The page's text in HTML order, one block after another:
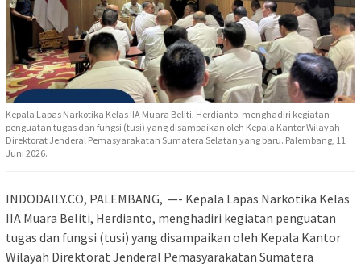
Kepala Lapas Narkotika Kelas IIA Muara Beliti, Herdianto, menghadiri kegiatan
penguatan tugas dan fungsi (tusi) yang disampaikan oleh Kepala Kantor Wilayah
Direktorat Jenderal Pemasyarakatan Sumatera Selatan yang baru. Palembang, 11
Juni 2026.
INDODAILY.CO, PALEMBANG, —- Kepala Lapas Narkotika Kelas
IIA Muara Beliti, Herdianto, menghadiri kegiatan penguatan
tugas dan fungsi (tusi) yang disampaikan oleh Kepala Kantor
Wilayah Direktorat Jenderal Pemasyarakatan Sumatera